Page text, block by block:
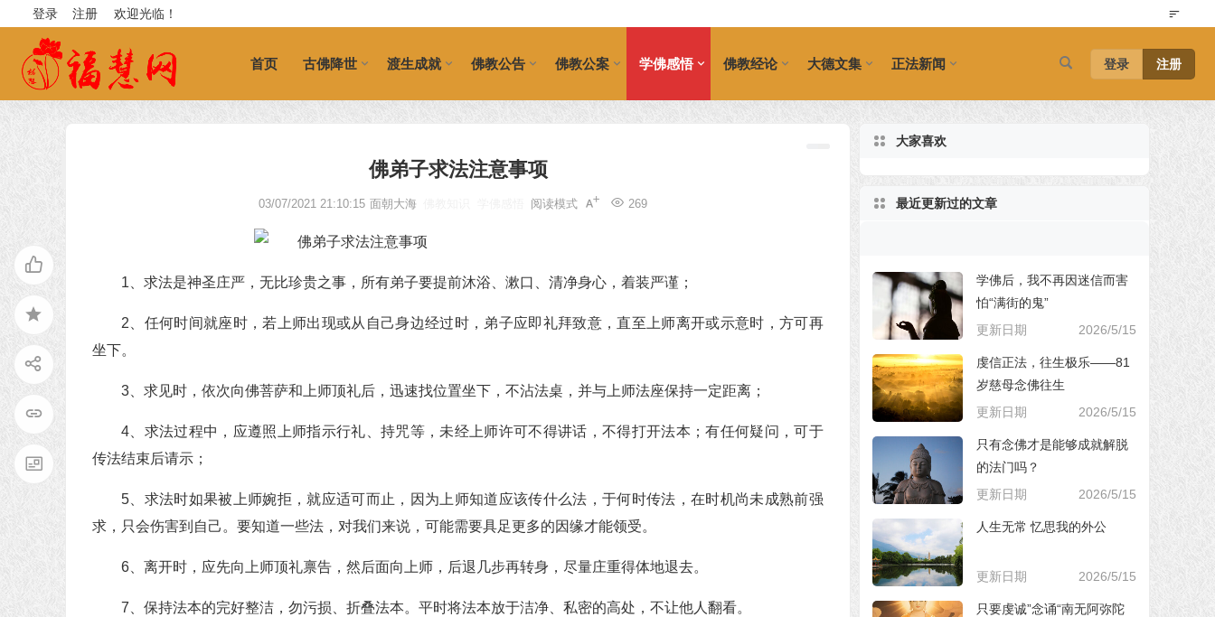
欢迎光临！
登录 注册
首页 古佛降世 渡生成就 佛教公告 佛教公案 学佛感悟 佛教经论 大德文集 正法新闻 登录 注册
佛弟子求法注意事项
03/07/2021 21:10:15 面朝大海 269
阅读模式
1、求法是神圣庄严，无比珍贵之事，所有弟子要提前沐浴、漱口、清净身心，着装严谨；
2、任何时间就座时，若上师出现或从自己身边经过时，弟子应即礼拜致意，直至上师离开或示意时，方可再
坐下。
3、求见时，依次向佛菩萨和上师顶礼后，迅速找位置坐下，不沾法桌，并与上师法座保持一定距离；
4、求法过程中，应遵照上师指示行礼、持咒等，未经上师许可不得讲话，不得打开法本；有任何疑问，可于
传法结束后请示；
5、求法时如果被上师婉拒，就应适可而止，因为上师知道应该传什么法，于何时传法，在时机尚未成熟前强
求，只会伤害到自己。要知道一些法，对我们来说，可能需要具足更多的因缘才能领受。
6、离开时，应先向上师顶礼禀告，然后面向上师，后退几步再转身，尽量庄重得体地退去。
7、保持法本的完好整洁，勿污损、折叠法本。平时将法本放于洁净、私密的高处，不让他人翻看。
大家喜欢
最近更新过的文章
学佛后，我不再因迷信而害
怕“满街的鬼”
更新日期
2026/5/15
虔信正法，往生极乐——81
岁慈母念佛往生
更新日期
2026/5/15
只有念佛才是能够成就解脱
的法门吗？
更新日期
2026/5/15
人生无常 忆思我的外公
更新日期 2026/5/15
只要虔诚”念诵“南无阿弥陀